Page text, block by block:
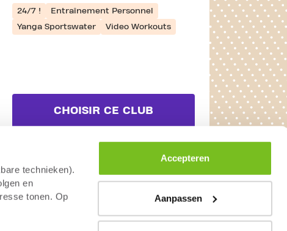
technieken).
en
tonen. Op
Accepteren
Aanpassen
24/7 !
Entraînement Personnel
Yanga Sportswater
Video Workouts
CHOISIR CE CLUB
VOIR DÉTAILS